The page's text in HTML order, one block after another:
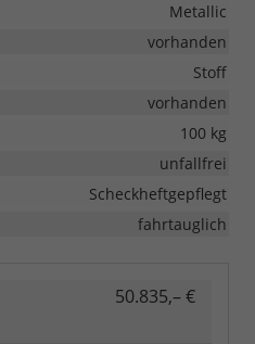
Metallic
vorhanden
Stoff
vorhanden
100 kg
unfallfrei
Scheckheftgepflegt
fahrtauglich
50.835,– €